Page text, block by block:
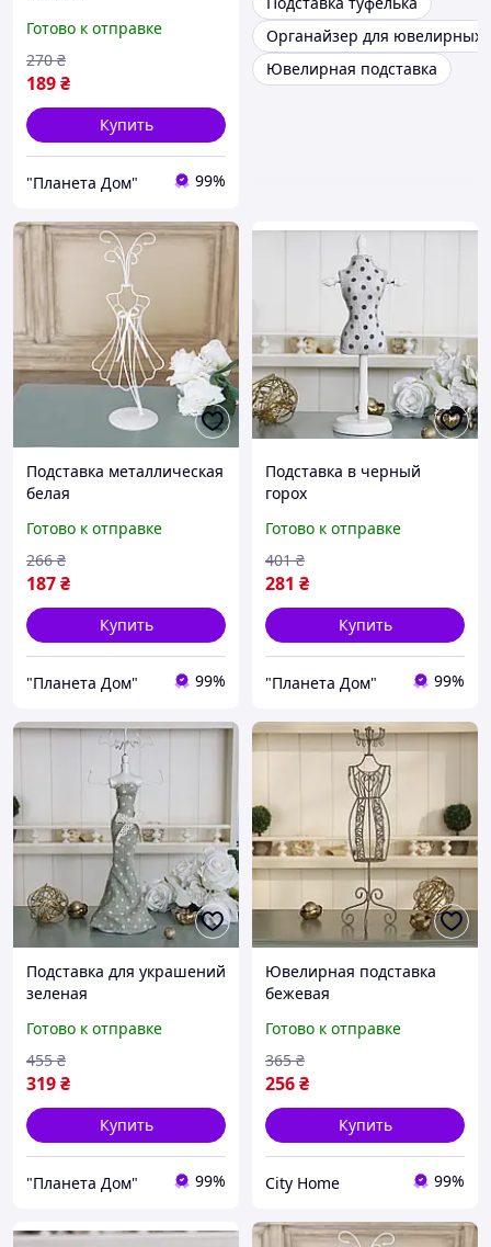
Готово к отправке
189₴
270 ₴
Купить
"Планета Дом" 99%
Органайзер для ювелирных
Ювелирная подставка
Подставка металлическая
белая
Готово к отправке
187₴
266 ₴
Купить
"Планета Дом" 99%
Подставка в черный
горох
Готово к отправке
281 ₴
401 ₴
Купить
"Планета Дом" 99%
Подставка для украшений
зеленая
Готово к отправке
319₴
455 ₴
Купить
"Планета Дом" 99%
Ювелирная подставка
бежевая
Готово к отправке
256₴
365 ₴
Купить
City Home 99%